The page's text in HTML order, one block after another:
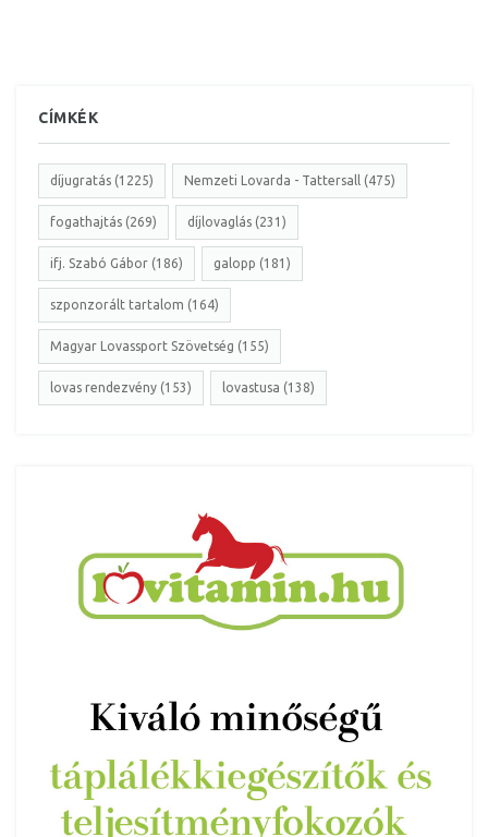
CÍMKÉK
díjugratás (1225) Nemzeti Lovarda - Tattersall (475)
fogathajtás (269) díjlovaglás (231)
ifj. Szabó Gábor (186) galopp (181)
szponzorált tartalom (164)
Magyar Lovassport Szövetség (155)
lovas rendezvény (153) lovastusa (138)